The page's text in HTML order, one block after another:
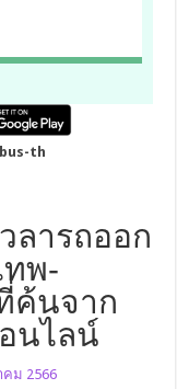
th
ลารถออก
ทพ-
ค้นจาก
นไลน์
ม 2566